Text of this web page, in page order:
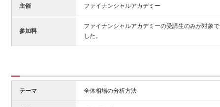
主催 ファイナンシャルアカデミー
参加料
ファイナンシャルアカデミーの受講生のみが対象で
した。
テーマ 全体相場の分析方法